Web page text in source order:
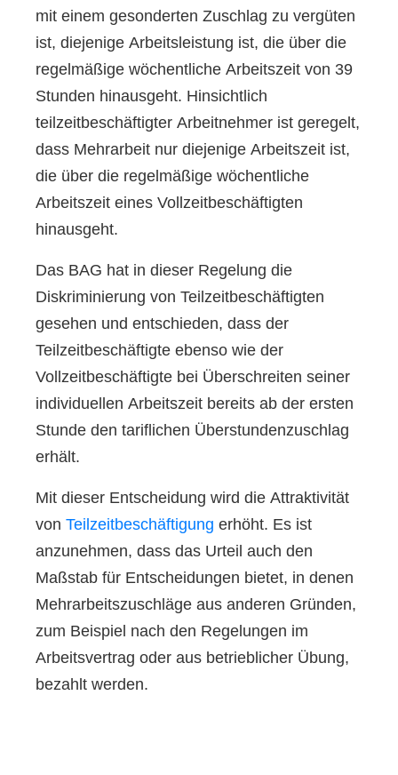
mit einem gesonderten Zuschlag zu vergüten
ist, diejenige Arbeitsleistung ist, die über die
regelmäßige wöchentliche Arbeitszeit von 39
Stunden hinausgeht. Hinsichtlich
teilzeitbeschäftigter Arbeitnehmer ist geregelt,
dass Mehrarbeit nur diejenige Arbeitszeit ist,
die über die regelmäßige wöchentliche
Arbeitszeit eines Vollzeitbeschäftigten
hinausgeht.
Das BAG hat in dieser Regelung die
Diskriminierung von Teilzeitbeschäftigten
gesehen und entschieden, dass der
Teilzeitbeschäftigte ebenso wie der
Vollzeitbeschäftigte bei Überschreiten seiner
individuellen Arbeitszeit bereits ab der ersten
Stunde den tariflichen Überstundenzuschlag
erhält.
Mit dieser Entscheidung wird die Attraktivität
von Teilzeitbeschäftigung erhöht. Es ist
anzunehmen, dass das Urteil auch den
Maßstab für Entscheidungen bietet, in denen
Mehrarbeitszuschläge aus anderen Gründen,
zum Beispiel nach den Regelungen im
Arbeitsvertrag oder aus betrieblicher Übung,
bezahlt werden.